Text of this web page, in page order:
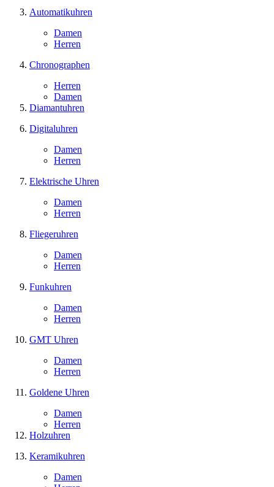
Automatikuhren
Damen
Herren
Chronographen
Herren
Damen
Diamantuhren
Digitaluhren
Damen
Herren
Elektrische Uhren
Damen
Herren
Fliegeruhren
Damen
Herren
Funkuhren
Damen
Herren
GMT Uhren
Damen
Herren
Goldene Uhren
Damen
Herren
Holzuhren
Keramikuhren
Damen